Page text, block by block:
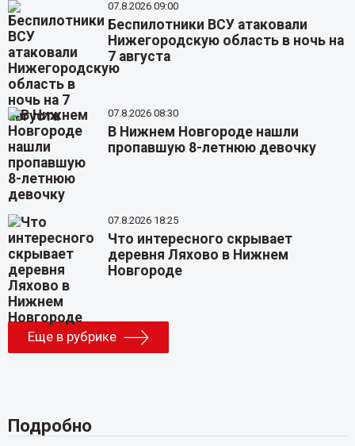
07.8.2026 09:00
Беспилотники ВСУ атаковали
Нижегородскую область в ночь на
7 августа
07.8.2026 08:30
В Нижнем Новгороде нашли
пропавшую 8-летнюю девочку
07.8.2026 18:25
Что интересного скрывает
деревня Ляхово в Нижнем
Новгороде
Еще в рубрике
Подробно